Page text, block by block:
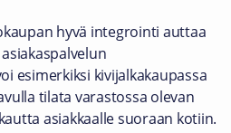
hyvä integrointi auttaa
esimerkiksi kivijalkakaupassa
tilata varastossa olevan
asiakkaalle suoraan kotiin.